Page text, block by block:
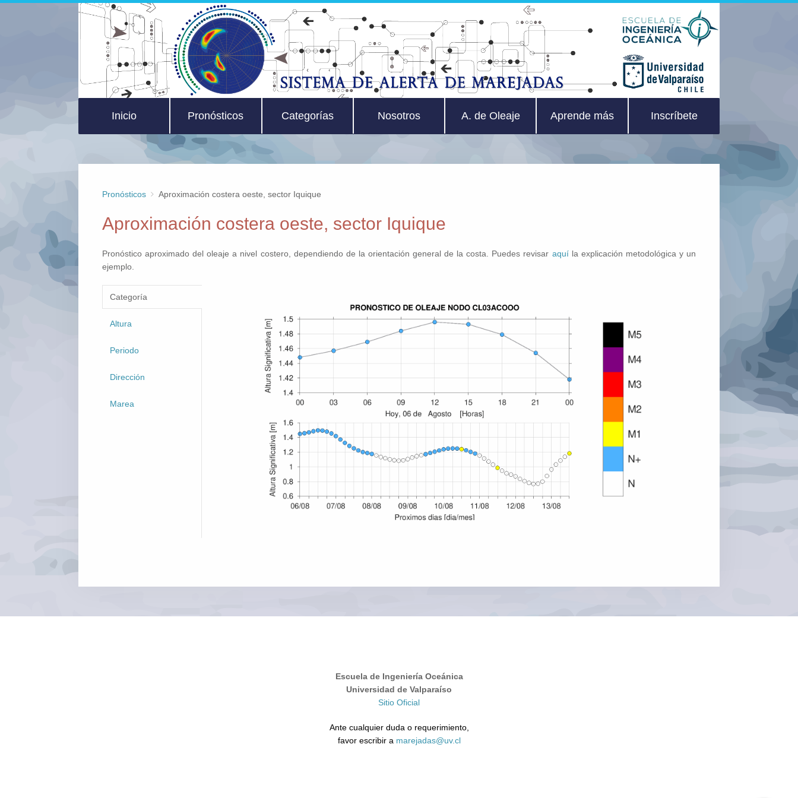
Inicio Pronósticos Categorías Nosotros A. de Oleaje Aprende más Inscríbete
Pronósticos Aproximación costera oeste, sector Iquique
Aproximación costera oeste, sector Iquique
Pronóstico aproximado del oleaje a nivel costero, dependiendo de la orientación general de la costa. Puedes revisar aquíla explicación metodológica y un
ejemplo.
Categoría
Altura
Periodo
Dirección
Marea
Escuela de Ingeniería Oceánica
Universidad de Valparaíso
Sitio Oficial
Ante cualquier duda o requerimiento,
favor escribir a marejadas@uv.cl